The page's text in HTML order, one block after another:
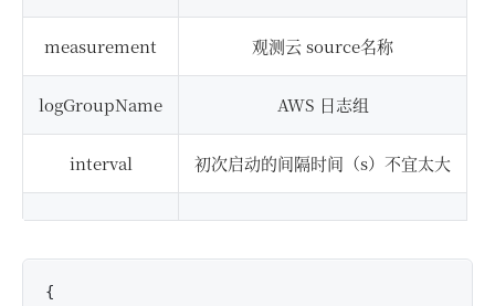
measurement 观测云 source名称
logGroupName AWS 日志组
interval 初次启动的间隔时间（s）不宜太大
{